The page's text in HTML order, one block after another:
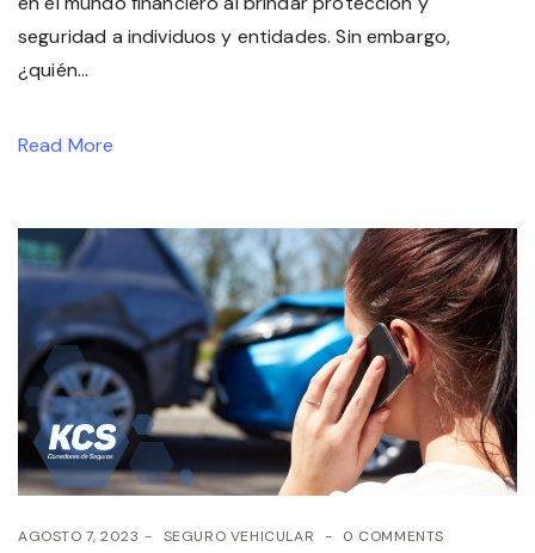
seguridad a individuos y entidades. Sin embargo,
¿quién...
Read More
AGOSTO 7, 2023 SEGURO VEHICULAR 0 COMMENTS